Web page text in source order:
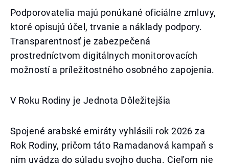
Podporovatelia majú ponúkané oficiálne zmluvy,
ktoré opisujú účel, trvanie a náklady podpory.
Transparentnosť je zabezpečená
prostredníctvom digitálnych monitorovacích
možností a príležitostného osobného zapojenia.
V Roku Rodiny je Jednota Dôležitejšia
Spojené arabské emiráty vyhlásili rok 2026 za
Rok Rodiny, pričom táto Ramadanová kampaň s
ním uvádza do súladu svojho ducha. Cieľom nie